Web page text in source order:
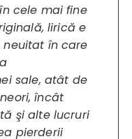
cele mai fine
lirică e
în care
sale, atât de
încât
şi alte lucruri
pierderii